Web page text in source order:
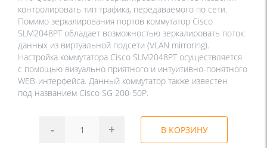
контролировать тип трафика, передаваемого по сети.
Помимо зеркалирования портов коммутатор Cisco
SLM2048PT обладает возможностью зеркалировать поток
данных из виртуальной подсети (VLAN mirroring).
Настройка коммутатора Cisco SLM2048PT осуществляется
с помощью визуально приятного и интуитивно-понятного
WEB-интерфейса. Данный коммутатор также известен
под названием Cisco SG 200-50P.
- + В КОРЗИНУ